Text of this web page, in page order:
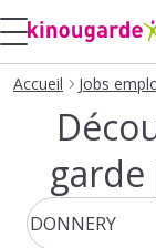
Accueil Jobs
garde